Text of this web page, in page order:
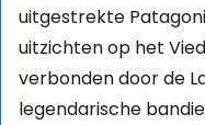
uitgestrekte
uitzichten op het
verbonden door de
legendarische